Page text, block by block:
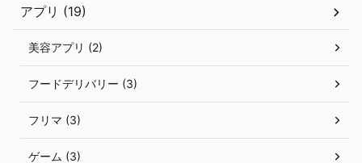
アプリ (19)
美容アプリ (2)
フードデリバリー (3)
フリマ (3)
ゲーム (3)